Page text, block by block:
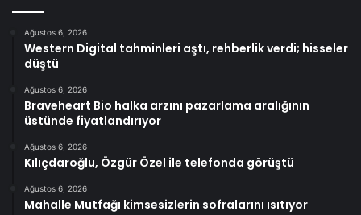
Ağustos 6, 2026
Western Digital tahminleri aştı, rehberlik verdi; hisseler
düştü
Ağustos 6, 2026
Braveheart Bio halka arzını pazarlama aralığının
üstünde fiyatlandırıyor
Ağustos 6, 2026
Kılıçdaroğlu, Özgür Özel ile telefonda görüştü
Ağustos 6, 2026
Mahalle Mutfağı kimsesizlerin sofralarını ısıtıyor